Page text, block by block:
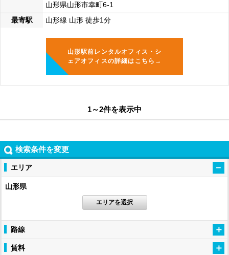
山形県山形市幸町6-1
最寄駅
山形線 山形 徒歩1分
山形駅前レンタルオフィス・シ
ェアオフィスの詳細はこちら→
1～2件を表示中
検索条件を変更
エリア
山形県
エリアを選択
路線
賃料